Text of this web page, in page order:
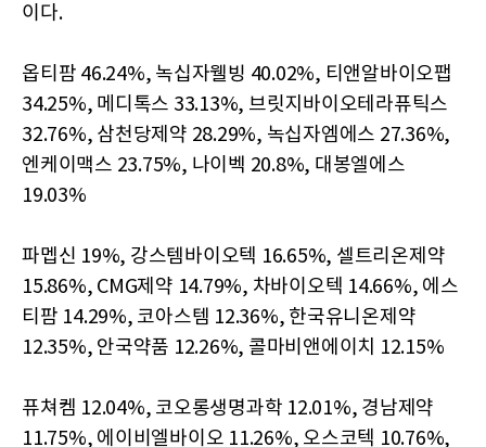
이다.
옵티팜 46.24%, 녹십자웰빙 40.02%, 티앤알바이오팹
34.25%, 메디톡스 33.13%, 브릿지바이오테라퓨틱스
32.76%, 삼천당제약 28.29%, 녹십자엠에스 27.36%,
엔케이맥스 23.75%, 나이벡 20.8%, 대봉엘에스
19.03%
파멥신 19%, 강스템바이오텍 16.65%, 셀트리온제약
15.86%, CMG제약 14.79%, 차바이오텍 14.66%, 에스
티팜 14.29%, 코아스템 12.36%, 한국유니온제약
12.35%, 안국약품 12.26%, 콜마비앤에이치 12.15%
퓨쳐켐 12.04%, 코오롱생명과학 12.01%, 경남제약
11.75%, 에이비엘바이오 11.26%, 오스코텍 10.76%,